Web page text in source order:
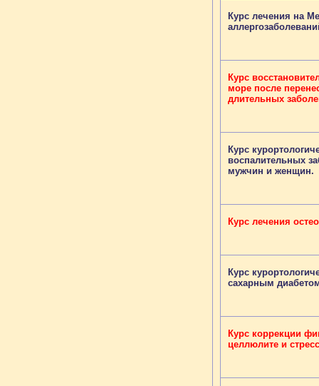
Курс лечения на
Курс
море после
длительных
Курс
воспалительных
мужчин и женщин.
Курс лечения
Курс
сахарным
Курс коррекции
целлюлите и